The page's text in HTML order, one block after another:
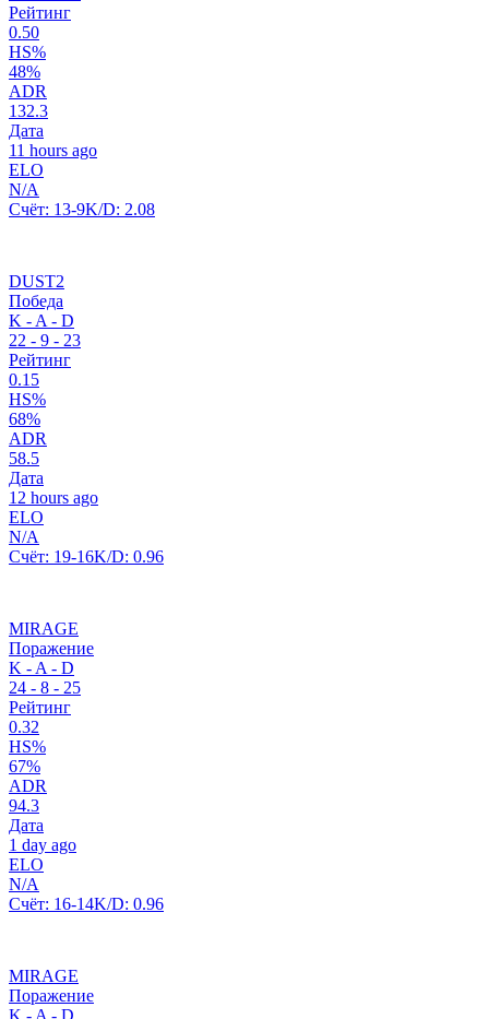
Рейтинг
0.50
HS%
48%
ADR
132.3
Дата
11 hours ago
ELO
N/A
Счёт: 13-9K/D: 2.08
DUST2
Победа
K - A - D
22 - 9 - 23
Рейтинг
0.15
HS%
68%
ADR
58.5
Дата
12 hours ago
ELO
N/A
Счёт: 19-16K/D: 0.96
MIRAGE
Поражение
K - A - D
24 - 8 - 25
Рейтинг
0.32
HS%
67%
ADR
94.3
Дата
1 day ago
ELO
N/A
Счёт: 16-14K/D: 0.96
MIRAGE
Поражение
K - A - D